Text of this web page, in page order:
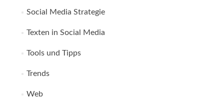
Social Media Strategie
Texten in Social Media
Tools und Tipps
Trends
Web